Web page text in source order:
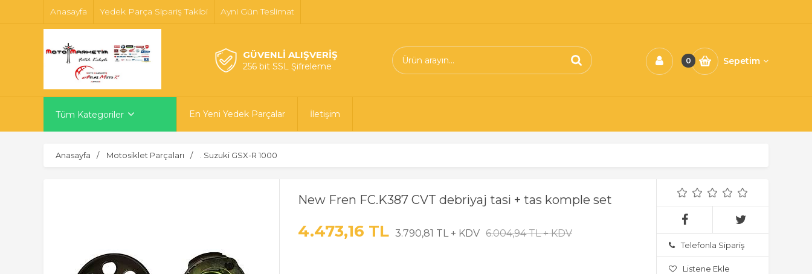
Anasayfa Yedek Parça Sipariş Takibi Ayni Gün Teslimat
GÜVENLİ ALIŞVERİŞ
256 bit SSL Şifreleme
0 Sepetim
Tüm Kategoriler En Yeni Yedek Parçalar İletişim
Anasayfa Motosiklet Parçaları . Suzuki GSX-R 1000
New Fren FC.K387 CVT debriyaj tasi + tas komple set
4.473,16 TL 3.790,81 TL + KDV 6.004,94 TL + KDV
Telefonla Sipariş
Listene Ekle